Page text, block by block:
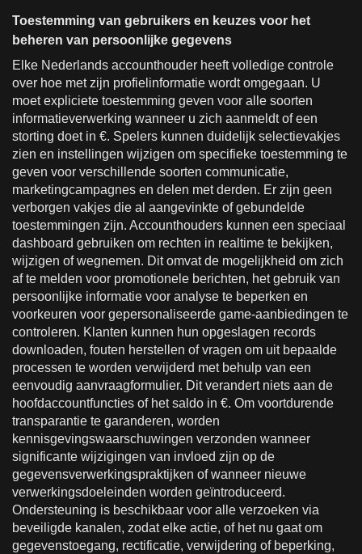
Toestemming van gebruikers en keuzes voor het
beheren van persoonlijke gegevens
Elke Nederlands accounthouder heeft volledige controle
over hoe met zijn profielinformatie wordt omgegaan. U
moet expliciete toestemming geven voor alle soorten
informatieverwerking wanneer u zich aanmeldt of een
storting doet in €. Spelers kunnen duidelijk selectievakjes
zien en instellingen wijzigen om specifieke toestemming te
geven voor verschillende soorten communicatie,
marketingcampagnes en delen met derden. Er zijn geen
verborgen vakjes die al aangevinkte of gebundelde
toestemmingen zijn. Accounthouders kunnen een speciaal
dashboard gebruiken om rechten in realtime te bekijken,
wijzigen of wegnemen. Dit omvat de mogelijkheid om zich
af te melden voor promotionele berichten, het gebruik van
persoonlijke informatie voor analyse te beperken en
voorkeuren voor gepersonaliseerde game-aanbiedingen te
controleren. Klanten kunnen hun opgeslagen records
downloaden, fouten herstellen of vragen om uit bepaalde
processen te worden verwijderd met behulp van een
eenvoudig aanvraagformulier. Dit verandert niets aan de
hoofdaccountfuncties of het saldo in €. Om voortdurende
transparantie te garanderen, worden
kennisgevingswaarschuwingen verzonden wanneer
significante wijzigingen van invloed zijn op de
gegevensverwerkingspraktijken of wanneer nieuwe
verwerkingsdoeleinden worden geïntroduceerd.
Ondersteuning is beschikbaar voor alle verzoeken via
beveiligde kanalen, zodat elke actie, of het nu gaat om
gegevenstoegang, rectificatie, verwijdering of beperking,